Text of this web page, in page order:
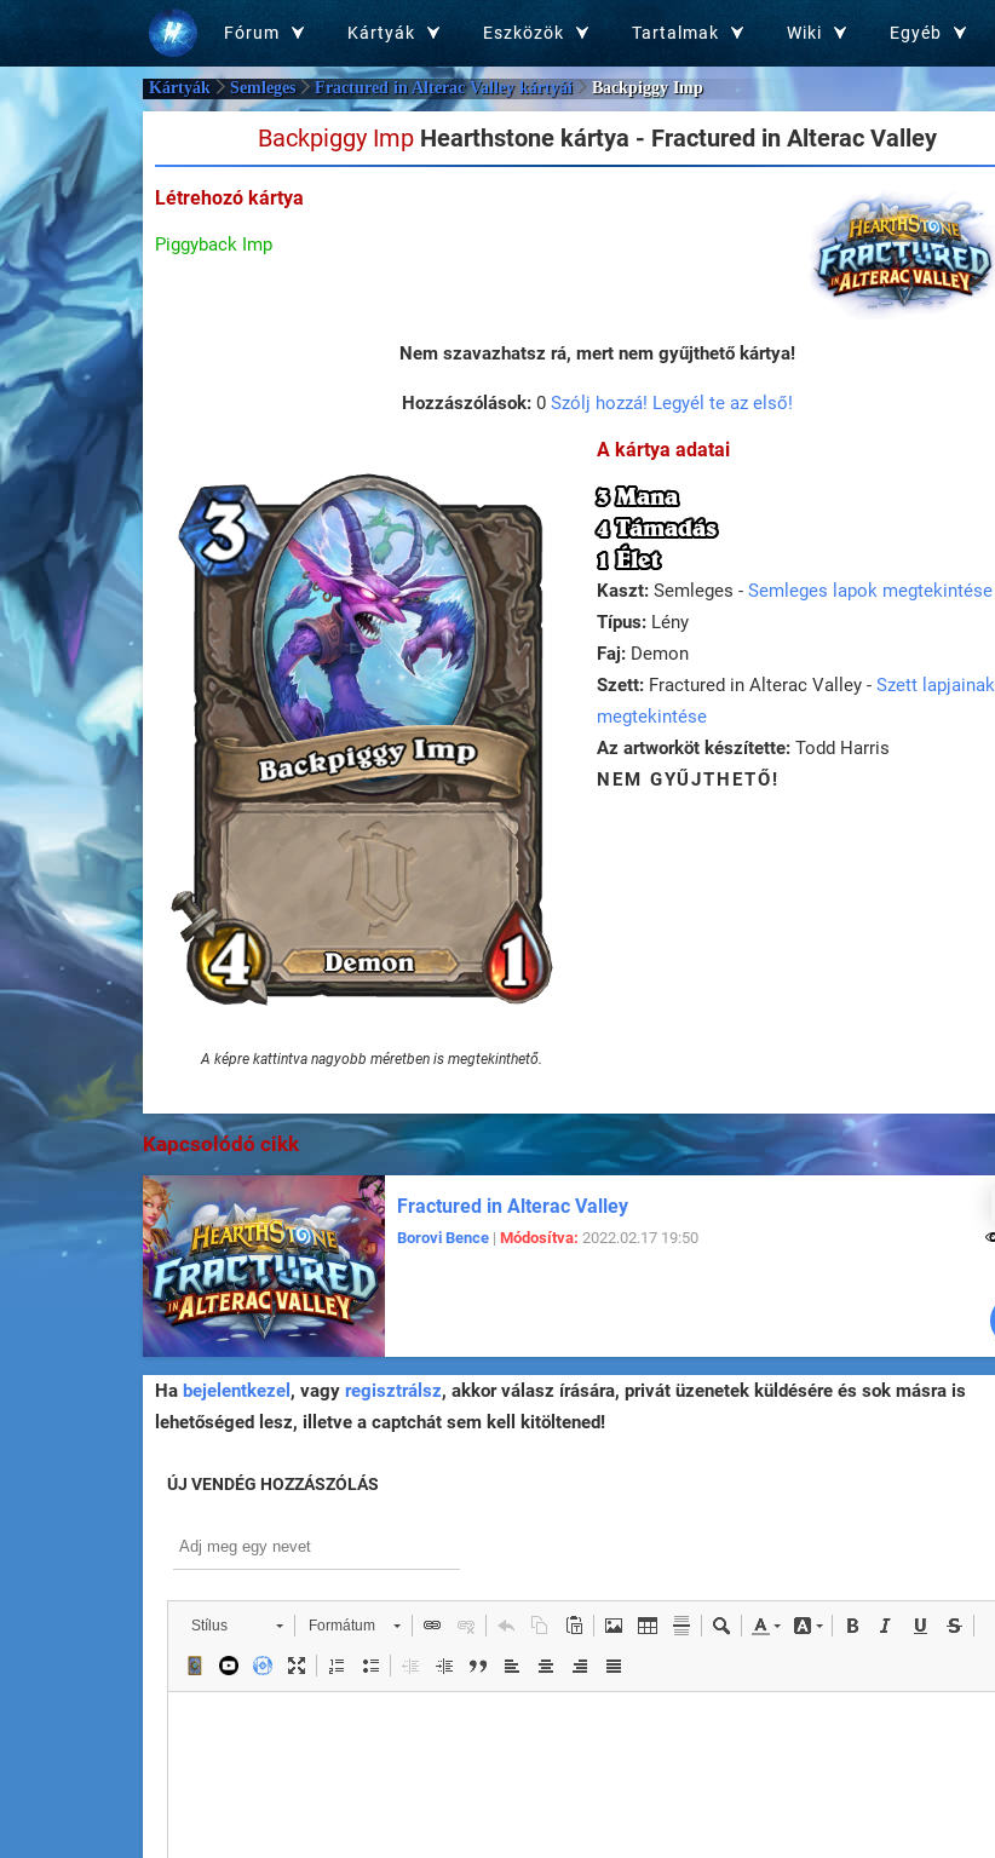
Fórum Kártyák Eszközök Tartalmak Wiki Egyéb
Kártyák Semleges Fractured in Alterac Valley kártyái Backpiggy Imp
Backpiggy ImpHearthstone kártya - Fractured in Alterac Valley
Létrehozó kártya
Piggyback Imp
Nem szavazhatsz rá, mert nem gyűjthető kártya!
Hozzászólások:0 Szólj hozzá! Legyél te az első!
A képre kattintva nagyobb méretben is megtekinthető.
A kártya adatai
3 Mana
4 Támadás
1 Élet
Kaszt: Semleges - Semleges lapok megtekintése
Típus: Lény
Faj: Demon
Szett: Fractured in Alterac Valley - Szett lapjainak
megtekintése
Az artworköt készítette: Todd Harris
NEM GYŰJTHETŐ!
Kapcsolódó cikk
Fractured in Alterac Valley
Borovi Bence | Módosítva: 2022.02.17 19:50
Ha bejelentkezel , vagy regisztrálsz, akkor válasz írására, privát üzenetek küldésére és sok másra is
lehetőséged lesz, illetve a captchát sem kell kitöltened!
ÚJ VENDÉG HOZZÁSZÓLÁS
Stílus Formátum